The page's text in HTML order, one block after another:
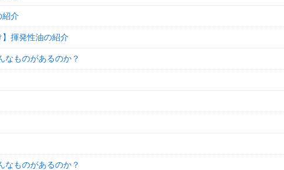
紹介
】揮発性油の紹介
なものがあるのか？
なものがあるのか？